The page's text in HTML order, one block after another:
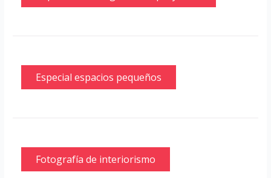
Especial espacios pequeños
Fotografía de interiorismo